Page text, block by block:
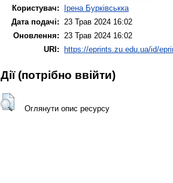
Користувач:
Ірена Бурківськка
Дата подачі: 23 Трав 2024 16:02
Оновлення: 23 Трав 2024 16:02
URI:
https://eprints.zu.edu.ua/id/
Дії ​​(потрібно ввійти)
Оглянути опис ресурсу